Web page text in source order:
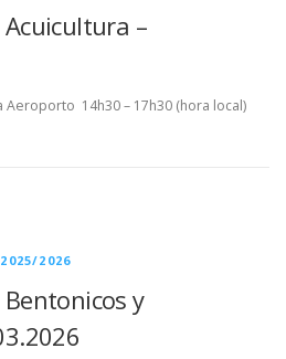
–
Aeroporto 14h30 – 17h30 (hora local)
2026
y